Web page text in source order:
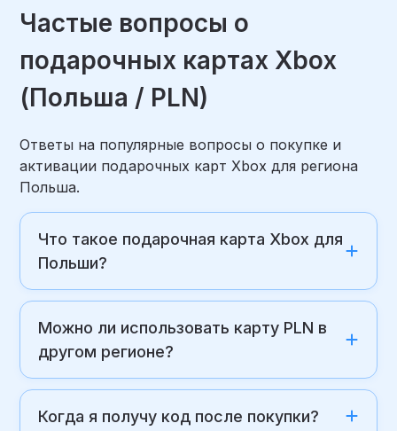
Частые вопросы о
подарочных картах Xbox
(Польша / PLN)
Ответы на популярные вопросы о покупке и
активации подарочных карт Xbox для региона
Польша.
Что такое подарочная карта Xbox для
Польши?
Можно ли использовать карту PLN в
другом регионе?
Когда я получу код после покупки?